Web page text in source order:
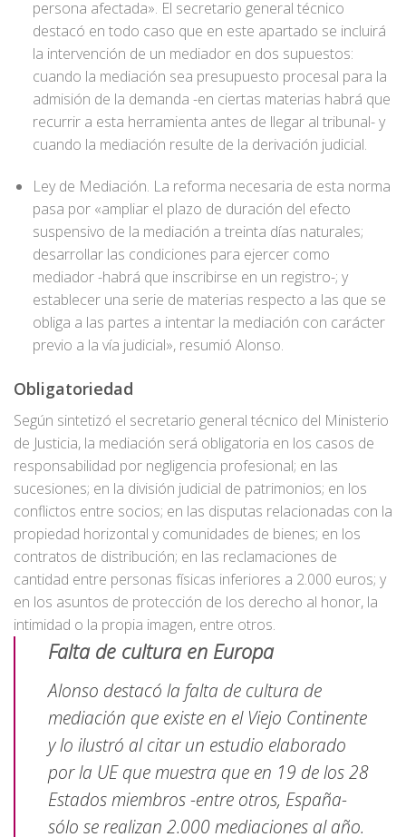
persona afectada». El secretario general técnico
destacó en todo caso que en este apartado se incluirá
la intervención de un mediador en dos supuestos:
cuando la mediación sea presupuesto procesal para la
admisión de la demanda -en ciertas materias habrá que
recurrir a esta herramienta antes de llegar al tribunal- y
cuando la mediación resulte de la derivación judicial.
Ley de Mediación. La reforma necesaria de esta norma
pasa por «ampliar el plazo de duración del efecto
suspensivo de la mediación a treinta días naturales;
desarrollar las condiciones para ejercer como
mediador -habrá que inscribirse en un registro-; y
establecer una serie de materias respecto a las que se
obliga a las partes a intentar la mediación con carácter
previo a la vía judicial», resumió Alonso.
Obligatoriedad
Según sintetizó el secretario general técnico del Ministerio
de Justicia, la mediación será obligatoria en los casos de
responsabilidad por negligencia profesional; en las
sucesiones; en la división judicial de patrimonios; en los
conflictos entre socios; en las disputas relacionadas con la
propiedad horizontal y comunidades de bienes; en los
contratos de distribución; en las reclamaciones de
cantidad entre personas físicas inferiores a 2.000 euros; y
en los asuntos de protección de los derecho al honor, la
intimidad o la propia imagen, entre otros.
Falta de cultura en Europa
Alonso destacó la falta de cultura de
mediación que existe en el Viejo Continente
y lo ilustró al citar un estudio elaborado
por la UE que muestra que en 19 de los 28
Estados miembros -entre otros, España-
sólo se realizan 2.000 mediaciones al año.